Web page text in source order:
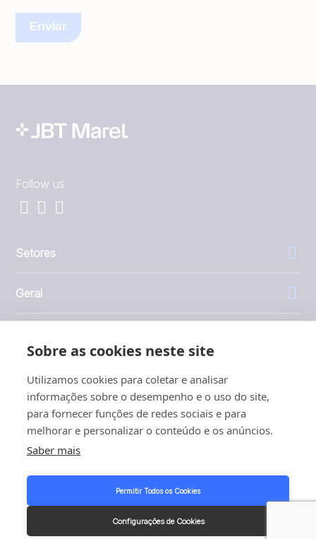
Sobre as cookies neste site
Utilizamos cookies para coletar e analisar
informações sobre o desempenho e o uso do site,
para fornecer funções de redes sociais e para
melhorar e personalizar o conteúdo e os anúncios.
Saber mais
Permitir Todos os Cookies
Configurações de Cookies
Follow us
Setores
Geral
Investidores
1999 - 2026 © JBT Marel
Política de Privacidade e Cookies
Customer Personal Data Protection Terms